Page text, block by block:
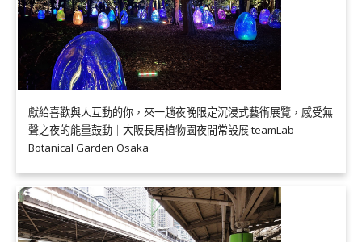
獻給喜歡與人互動的你，來一趟夜晚限定沉浸式藝術展覽，感受無
聲之夜的能量鼓動｜大阪長居植物園夜間常設展 teamLab
Botanical Garden Osaka